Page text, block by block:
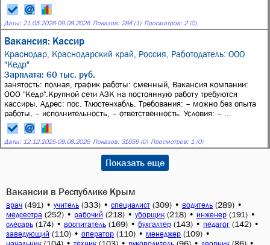
Даты: 21.05.2026-09.08.2026 Показов: 284 (1) Просмотров: 2 (0)
Вакансия: Кассир
Краснодар, Краснодарский край, Россия, Работодатель: ООО
"Кедр"
Зарплата: 60 тыс. руб.
занятость: полная, график работы: сменный, Вакансия компании:
ООО "Кедр".Крупной сети АЗК на постоянную работу требуются
кассиры. Адрес: пос. Тлюстенхабль. Требования: – можно без опыта
работы, – исполнительность, – ответственность. Условия: – ...
Даты: 12.12.2025-09.08.2026 Показов: 31659 (0) Просмотров: 1 (0)
Показать еще
Вакансии в Республике Крым
врач (491) • учитель (333) • специалист (309) • водитель (289) •
медсестра (252) • рабочий (218) • уборщик (218) • инженер (191) •
слесарь (174) • воспитатель (169) • бухгалтер (143) • педагог (142) •
заведующий (110) • оператор (110) • менеджер (109) •